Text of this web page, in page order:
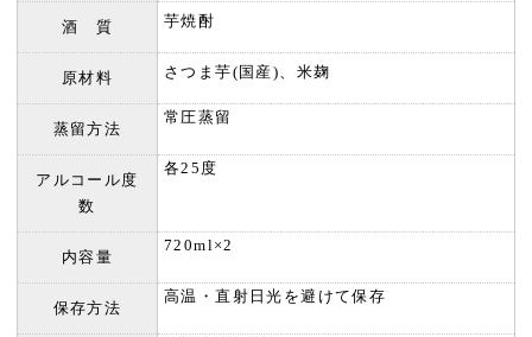
酒 質 芋焼酎
原材料 さつま芋(国産)、米麹
蒸留方法
常圧蒸留
アルコール度
数
各25度
内容量
720ml×2
保存方法
高温・直射日光を避けて保存